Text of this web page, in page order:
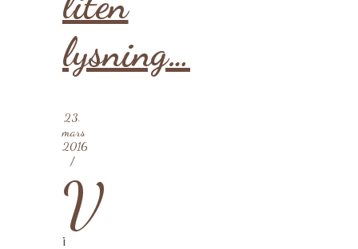
lysning…
23.
mars
2016
/
V
i